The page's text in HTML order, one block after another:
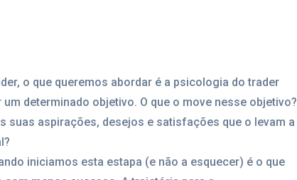
o que queremos abordar é a psicologia do trader
determinado objetivo. O que o move nesse objetivo?
suas aspirações, desejos e satisfações que o levam a
iniciamos esta estapa (e não a esquecer) é o que